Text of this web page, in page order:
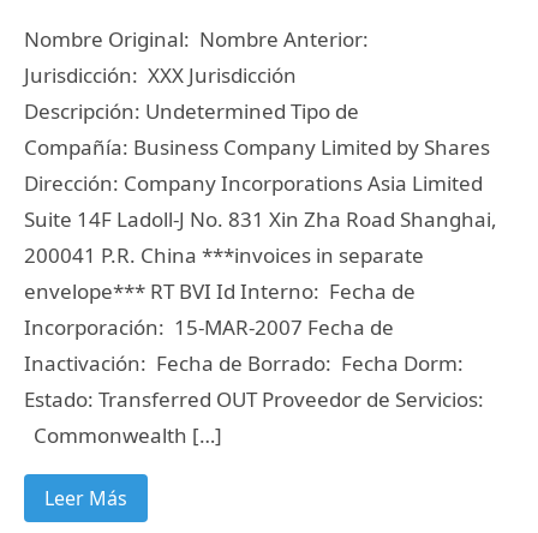
Nombre Original: Nombre Anterior:
Jurisdicción: XXX Jurisdicción
Descripción: Undetermined Tipo de
Compañía: Business Company Limited by Shares
Dirección: Company Incorporations Asia Limited
Suite 14F Ladoll-J No. 831 Xin Zha Road Shanghai,
200041 P.R. China ***invoices in separate
envelope*** RT BVI Id Interno: Fecha de
Incorporación: 15-MAR-2007 Fecha de
Inactivación: Fecha de Borrado: Fecha Dorm:
Estado: Transferred OUT Proveedor de Servicios:
Commonwealth […]
Leer Más